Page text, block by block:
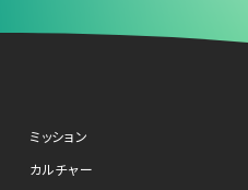
ミッション
カルチャー